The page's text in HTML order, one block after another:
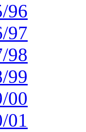
96
97
98
99
00
01